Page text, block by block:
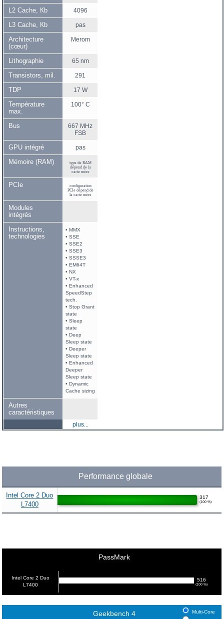
L2 Cache, Кb 4096
L3 Cache, Кb pas
Architecture
(cœur)
Merom
Lithographie 65 nm
Transistors, mil. 291
TDP 17 W
Température
max.
100° C
Bus
667 MHz
FSB
GPU intégré pas
Mémoire (RAM)
type de RAM
dépend de la
carte mère
PCIe
configuration
PCIe dépend de
la carte mère
Modules
intégrés
Instructions,
technologies
• MMX
• SSE
• SSE2
• SSE3
• SSSE3
• EM64T
• NX
• VT-x
• Enhanced
SpeedStep
tech.
• Stop Grant
state
• Sleep
state
• Deep
Sleep state
• Deeper
Sleep state
• Enhanced
Deeper
Sleep state
• Dynamic
Cache sizing
Autres
caractéristiques
plus...
Performance globale
Intel Core 2 Duo
L7400
317
(100 %)
PassMark
Intel Core 2 Duo
L7400
516
(100 %)
Geekbench 4
Multi-Core